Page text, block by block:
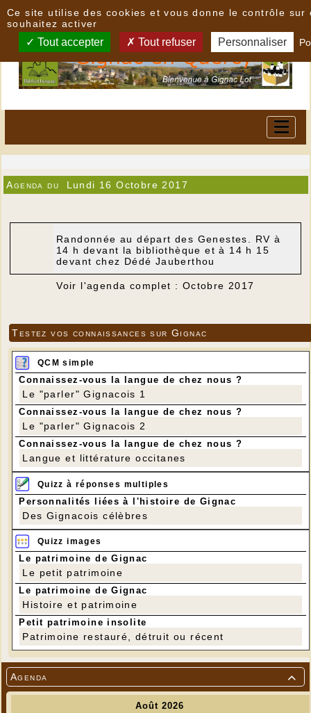

Agenda
Agenda du Lundi 16 Octobre 2017
Randonnée au départ des Genestes. RV à
14 h devant la bibliothèque et à 14 h 15
devant chez Dédé Jauberthou
Voir l'agenda complet : Octobre 2017
Testez vos connaissances sur Gignac
QCM simple
Connaissez-vous la langue de chez nous ?
Le "parler" Gignacois 1
Connaissez-vous la langue de chez nous ?
Le "parler" Gignacois 2
Connaissez-vous la langue de chez nous ?
Langue et littérature occitanes
Quizz à réponses multiples
Personnalités liées à l'histoire de Gignac
Des Gignacois célèbres
Quizz images
Le patrimoine de Gignac
Le petit patrimoine
Le patrimoine de Gignac
Histoire et patrimoine
Petit patrimoine insolite
Patrimoine restauré, détruit ou récent
Ce site utilise des cookies et vous donne le contrôle sur
souhaitez activer
Tout accepter Tout refuser Personnaliser